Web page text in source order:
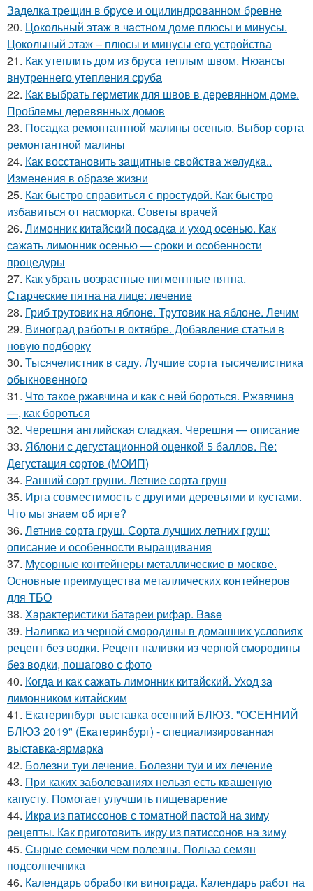
Заделка трещин в брусе и оцилиндрованном бревне
20. Цокольный этаж в частном доме плюсы и минусы.
Цокольный этаж – плюсы и минусы его устройства
21. Как утеплить дом из бруса теплым швом. Нюансы
внутреннего утепления сруба
22. Как выбрать герметик для швов в деревянном доме.
Проблемы деревянных домов
23. Посадка ремонтантной малины осенью. Выбор сорта
ремонтантной малины
24. Как восстановить защитные свойства желудка..
Изменения в образе жизни
25. Как быстро справиться с простудой. Как быстро
избавиться от насморка. Советы врачей
26. Лимонник китайский посадка и уход осенью. Как
сажать лимонник осенью — сроки и особенности
процедуры
27. Как убрать возрастные пигментные пятна.
Старческие пятна на лице: лечение
28. Гриб трутовик на яблоне. Трутовик на яблоне. Лечим
29. Виноград работы в октябре. Добавление статьи в
новую подборку
30. Тысячелистник в саду. Лучшие сорта тысячелистника
обыкновенного
31. Что такое ржавчина и как с ней бороться. Ржавчина
—, как бороться
32. Черешня английская сладкая. Черешня — описание
33. Яблони с дегустационной оценкой 5 баллов. Re:
Дегустация сортов (МОИП)
34. Ранний сорт груши. Летние сорта груш
35. Ирга совместимость с другими деревьями и кустами.
Что мы знаем об ирге?
36. Летние сорта груш. Сорта лучших летних груш:
описание и особенности выращивания
37. Мусорные контейнеры металлические в москве.
Основные преимущества металлических контейнеров
для ТБО
38. Характеристики батареи рифар. Base
39. Наливка из черной смородины в домашних условиях
рецепт без водки. Рецепт наливки из черной смородины
без водки, пошагово с фото
40. Когда и как сажать лимонник китайский. Уход за
лимонником китайским
41. Екатеринбург выставка осенний БЛЮЗ. "ОСЕННИЙ
БЛЮЗ 2019" (Екатеринбург) - специализированная
выставка-ярмарка
42. Болезни туи лечение. Болезни туи и их лечение
43. При каких заболеваниях нельзя есть квашеную
капусту. Помогает улучшить пищеварение
44. Икра из патиссонов с томатной пастой на зиму
рецепты. Как приготовить икру из патиссонов на зиму
45. Сырые семечки чем полезны. Польза семян
подсолнечника
46. Календарь обработки винограда. Календарь работ на